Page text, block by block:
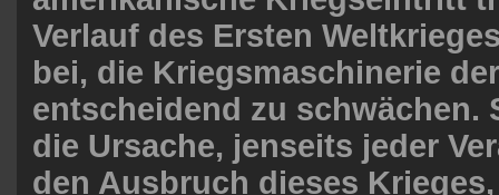
Verlauf des Ersten
bei, die Kriegsmaschinerie
entscheidend zu schwächen.
die Ursache, jenseits jeder
den Ausbruch dieses